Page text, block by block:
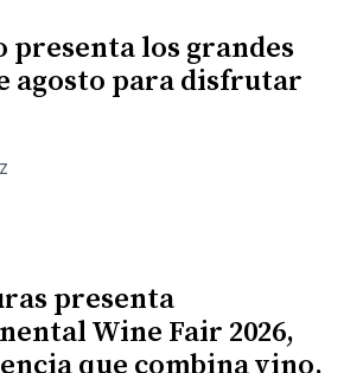
presenta los grandes
agosto para disfrutar
presenta
Wine Fair 2026,
que combina vino,